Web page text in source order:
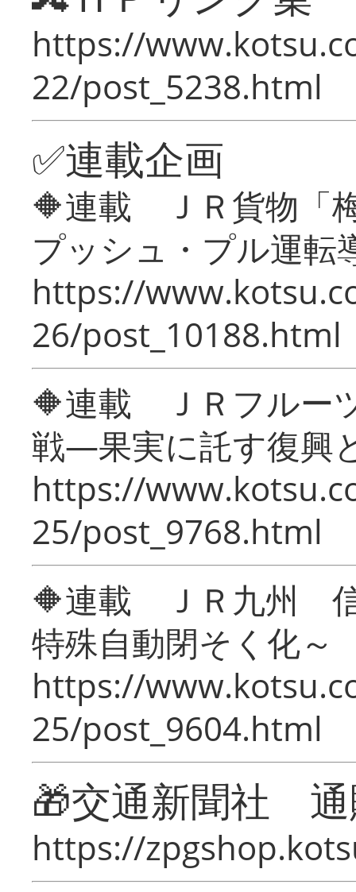
https://
22/post_5238.html
✅連載企画
🔶連載 ＪＲ貨物「
プッシュ・プル運転
https://
26/post_10188.html
🔶連載 ＪＲフルー
戦―果実に託す復興
https://
25/post_9768.html
🔶連載 ＪＲ九州 信
特殊自動閉そく化～
https://
25/post_9604.html
🎁交通新聞社
https://